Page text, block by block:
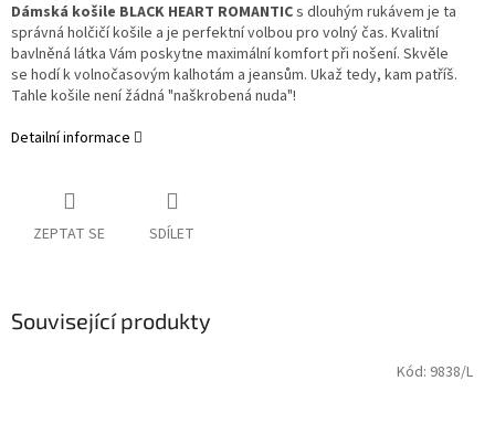
Dámská košile BLACK HEART ROMANTICs dlouhým rukávem je ta
správná holčičí košile a je perfektní volbou pro volný čas. Kvalitní
bavlněná látka Vám poskytne maximální komfort při nošení. Skvěle
se hodí k volnočasovým kalhotám a jeansům. Ukaž tedy, kam patříš.
Tahle košile není žádná "naškrobená nuda"!
Detailní informace
ZEPTAT SE SDÍLET
Související produkty
Kód: 9838/L